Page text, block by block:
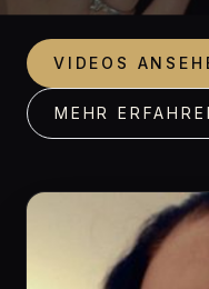
VIDEOS
MEHR